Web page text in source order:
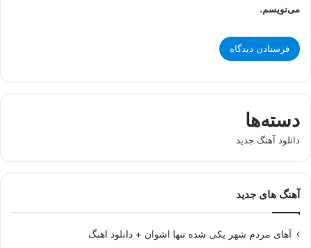
می‌نویسم.
دسته‌ها
دانلود آهنگ جدید
آهنگ های جدید
آهای مردم شهر یکی شده تنها اشوان + دانلود اهنگ